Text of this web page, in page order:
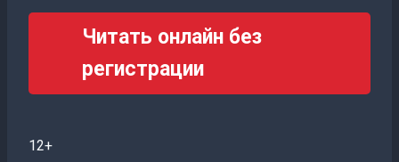
Читать онлайн без
регистрации
12+